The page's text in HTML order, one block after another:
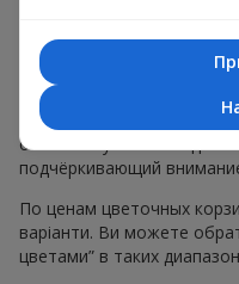
Минималистичные
акцент на цвет или
Есть также
VIP-
особых случаев. Каждое
подчёркивающий
По ценам цветочных
варіанти. Ви можете
цветами” в таких